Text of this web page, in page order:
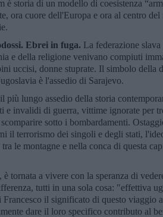
è storia di un modello di coesistenza
ora cuore dell'Europa e ora al centro del
Ebrei in fuga. La federazione
e della religione venivano compiuti
uccisi, donne stuprate. Il simbolo della
è l'assedio di Sarajevo.
lungo assedio della storia
invalidi di guerra, vittime ignorate per
sotto i bombardamenti.
il terrorismo dei singoli e degli stati,
le montagne e nella conca di questa
tornata a vivere con la speranza di
tutti in una sola cosa: "effettiva
il significato di questo viaggio
dare il loro specifico contributo al